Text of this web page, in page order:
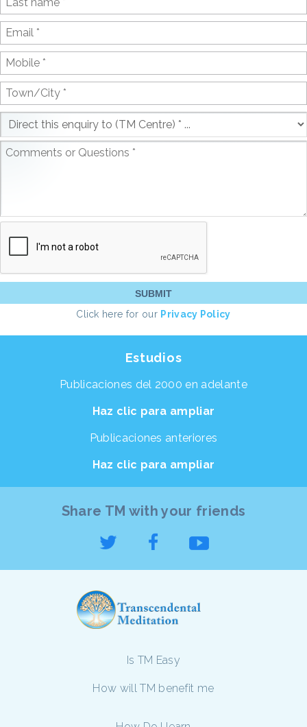
Click here for our Privacy Policy
Estudios
Publicaciones del 2000 en adelante
Haz clic para ampliar
Publicaciones anteriores
Haz clic para ampliar
Share TM with your friends
Is TM Easy
How will TM benefit me